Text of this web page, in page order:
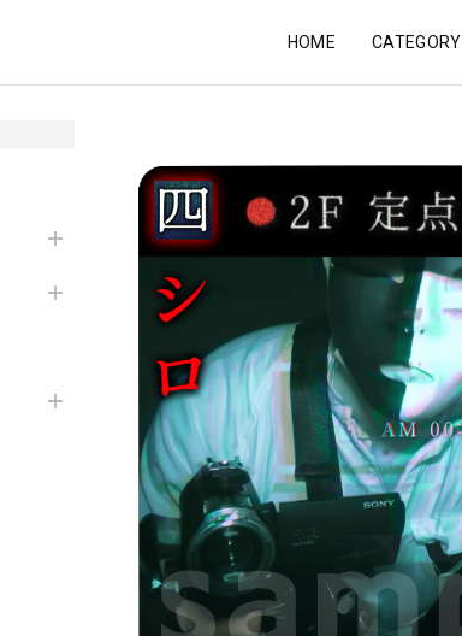
HOME CATEGORY